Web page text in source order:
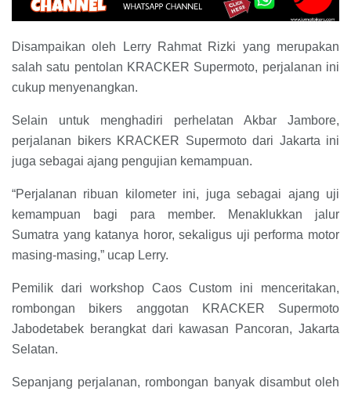
Disampaikan oleh Lerry Rahmat Rizki yang merupakan
salah satu pentolan KRACKER Supermoto, perjalanan ini
cukup menyenangkan.
Selain untuk menghadiri perhelatan Akbar Jambore,
perjalanan bikers KRACKER Supermoto dari Jakarta ini
juga sebagai ajang pengujian kemampuan.
“Perjalanan ribuan kilometer ini, juga sebagai ajang uji
kemampuan bagi para member. Menaklukkan jalur
Sumatra yang katanya horor, sekaligus uji performa motor
masing-masing,” ucap Lerry.
Pemilik dari workshop Caos Custom ini menceritakan,
rombongan bikers anggotan KRACKER Supermoto
Jabodetabek berangkat dari kawasan Pancoran, Jakarta
Selatan.
Sepanjang perjalanan, rombongan banyak disambut oleh